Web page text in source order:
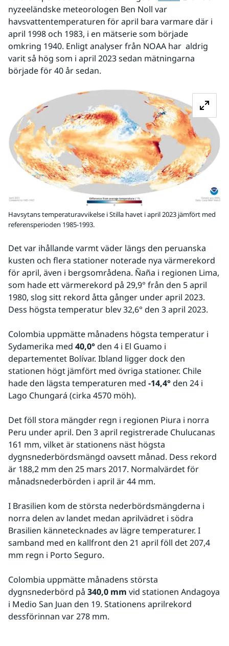
nyzeeländske meteorologen Ben Noll var
havsvattentemperaturen för april bara varmare där i
april 1998 och 1983, i en mätserie som började
omkring 1940. Enligt analyser från NOAA har  aldrig
varit så hög som i april 2023 sedan mätningarna
började för 40 år sedan.
Havsytans temperaturavvikelse i Stilla havet i april 2023 jämfört med
referensperioden 1985-1993.
Det var ihållande varmt väder längs den peruanska
kusten och flera stationer noterade nya värmerekord
för april, även i bergsområdena. Ñaña i regionen Lima,
som hade ett värmerekord på 29,9° från den 5 april
1980, slog sitt rekord åtta gånger under april 2023.
Dess högsta temperatur blev 32,6° den 3 april 2023.
Colombia uppmätte månadens högsta temperatur i
Sydamerika med 40,0° den 4 i El Guamo i
departementet Bolívar. Ibland ligger dock den
stationen högt jämfört med övriga stationer. Chile
hade den lägsta temperaturen med -14,4° den 24 i
Lago Chungará (cirka 4570 möh).
Det föll stora mängder regn i regionen Piura i norra
Peru under april. Den 3 april registrerade Chulucanas
161 mm, vilket är stationens näst högsta
dygnsnederbördsmängd oavsett månad. Dess rekord
är 188,2 mm den 25 mars 2017. Normalvärdet för
månadsnederbörden i april är 44 mm.
I Brasilien kom de största nederbördsmängderna i
norra delen av landet medan aprilvädret i södra
Brasilien kännetecknades av lägre temperaturer. I
samband med en kallfront den 21 april föll det 207,4
mm regn i Porto Seguro.
Colombia uppmätte månadens största
dygnsnederbörd på 340,0 mm vid stationen Andagoya
i Medio San Juan den 19. Stationens aprilrekord
dessförinnan var 278 mm.